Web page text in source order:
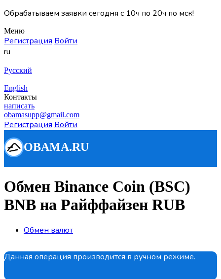
Обрабатываем заявки сегодня с 10ч по 20ч по мск!
Меню
Регистрация Войти
ru
Русский
English
Контакты
написать
obamasupp@gmail.com
Регистрация Войти
Обмен Binance Coin (BSC)
BNB на Райффайзен RUB
Обмен валют
Данная операция производится в ручном режиме.